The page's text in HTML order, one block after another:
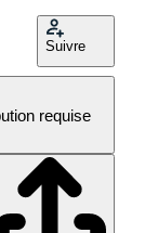
Suivre
requise